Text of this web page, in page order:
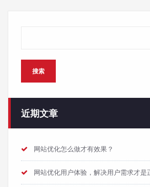
搜索
近期文章
网站优化怎么做才有效果？
网站优化用户体验，解决用户需求才是